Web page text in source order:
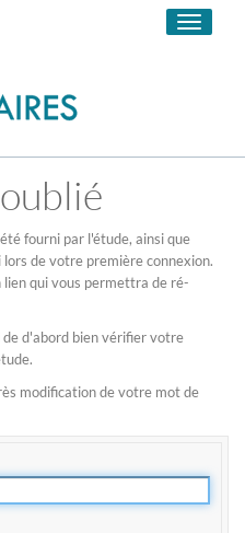
Toggle
fourni par l'étude, ainsi que
de votre première connexion.
qui vous permettra de ré-
de d'abord bien vérifier votre
modification de votre mot de